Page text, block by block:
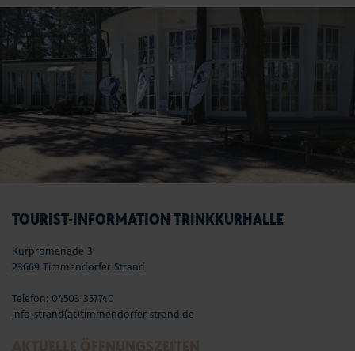
TOURIST-INFORMATION TRINKKURHALLE
Kurpromenade 3
23669 Timmendorfer Strand
Telefon: 04503 357740
info-strand(at)timmendorfer-strand.de